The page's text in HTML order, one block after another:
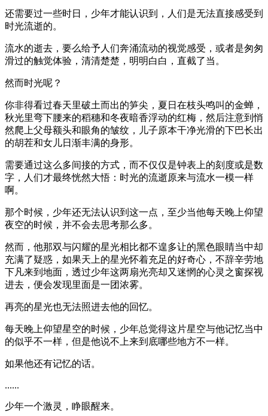
还需要过一些时日，少年才能认识到，人们是无法直接感受到
时光流逝的。
流水的逝去，要么给予人们奔涌流动的视觉感受，或者是匆匆
滑过的触觉体验，清清楚楚，明明白白，直截了当。
然而时光呢？
你非得看过春天里破土而出的笋尖，夏日在枝头鸣叫的金蝉，
秋光里弯下腰来的稻穗和冬夜暗香浮动的红梅，然后注意到悄
然爬上父母额头和眼角的皱纹，儿子原本干净光滑的下巴长出
的胡茬和女儿日渐丰满的身形。
需要通过这么多间接的方式，而不仅仅是钟表上的刻度或是数
字，人们才最终恍然大悟：时光的流逝原来与流水一模一样
啊。
那个时候，少年还无法认识到这一点，至少当他每天晚上仰望
夜空的时候，并不会去思考那么多。
然而，他那双与闪耀的星光相比都不遑多让的黑色眼睛当中却
充满了疑惑，如果天上的星光怀着充足的好奇心，不辞辛劳地
下凡来到地面，透过少年这两扇光亮却又迷惘的心灵之窗探视
进去，便会发现里面是一团浓雾。
再亮的星光也无法照进去他的回忆。
每天晚上仰望星空的时候，少年总觉得这片星空与他记忆当中
的似乎不一样，但是他说不上来到底哪些地方不一样。
如果他还有记忆的话。
......
少年一个激灵，睁眼醒来。